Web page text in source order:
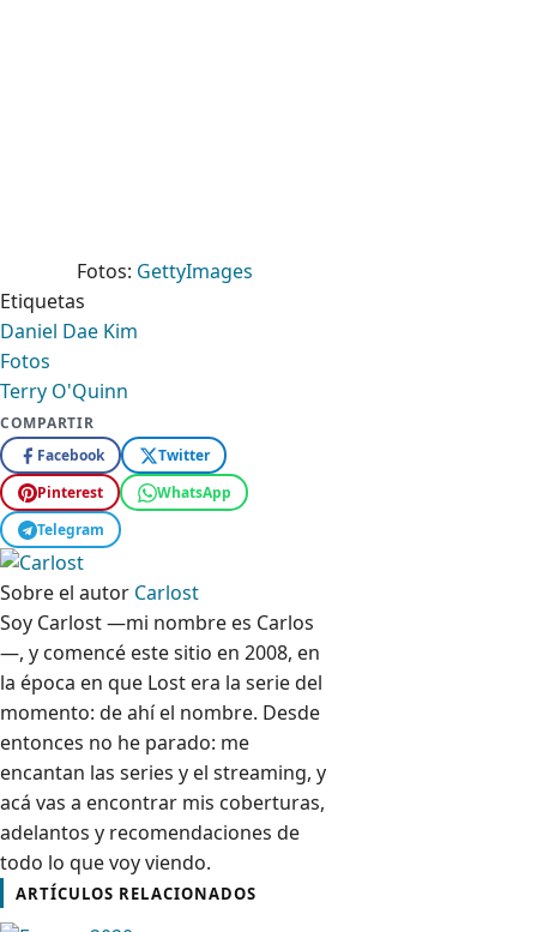
Fotos: GettyImages
Etiquetas
Daniel Dae Kim
Fotos
Terry O'Quinn
COMPARTIR
Facebook
Twitter
Pinterest
WhatsApp
Telegram
Sobre el autor Carlost
Soy Carlost —mi nombre es Carlos
—, y comencé este sitio en 2008, en
la época en que Lost era la serie del
momento: de ahí el nombre. Desde
entonces no he parado: me
encantan las series y el streaming, y
acá vas a encontrar mis coberturas,
adelantos y recomendaciones de
todo lo que voy viendo.
ARTÍCULOS RELACIONADOS